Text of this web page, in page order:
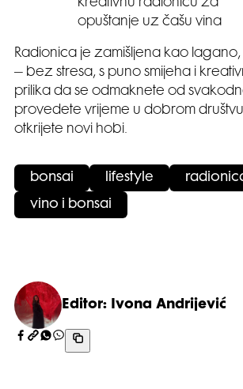
kreativnu radionicu za
opuštanje uz čašu vina
Radionica je zamišljena kao lagano,
– bez stresa, s puno smijeha i
prilika da se odmaknete od
provedete vrijeme u dobrom
otkrijete novi hobi.
bonsai lifestyle
vino i bonsai
Editor: Ivona Andrijević